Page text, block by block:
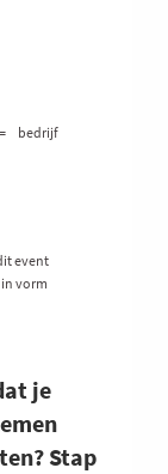
je
Stap
= bedrijf
event
vorm